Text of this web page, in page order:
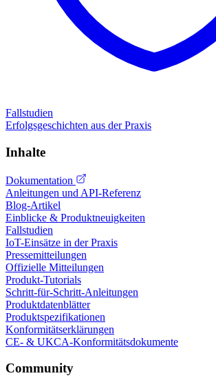
Fallstudien
Erfolgsgeschichten aus der Praxis
Inhalte
Dokumentation
Anleitungen und API-Referenz
Blog-Artikel
Einblicke & Produktneuigkeiten
Fallstudien
IoT-Einsätze in der Praxis
Pressemitteilungen
Offizielle Mitteilungen
Produkt-Tutorials
Schritt-für-Schritt-Anleitungen
Produktdatenblätter
Produktspezifikationen
Konformitätserklärungen
CE- & UKCA-Konformitätsdokumente
Community